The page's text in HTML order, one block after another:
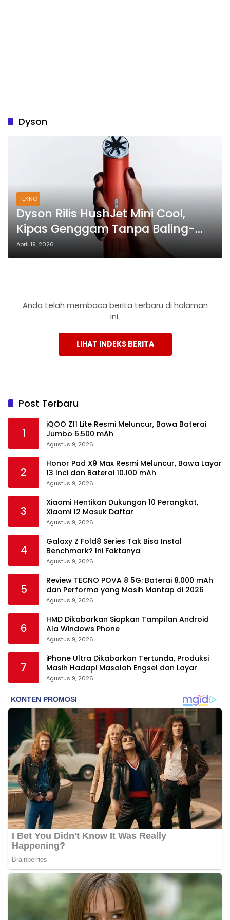
Dyson
TEKNO
Dyson Rilis HushJet Mini Cool,
Kipas Genggam Tanpa Baling-
Baling dengan Angin 88 Km/Jam
April 19, 2026
Anda telah membaca berita terbaru di halaman
ini.
LIHAT INDEKS BERITA
Post Terbaru
1
iQOO Z11 Lite Resmi Meluncur, Bawa Baterai
Jumbo 6.500 mAh
Agustus 9, 2026
2
Honor Pad X9 Max Resmi Meluncur, Bawa Layar
13 Inci dan Baterai 10.100 mAh
Agustus 9, 2026
3
Xiaomi Hentikan Dukungan 10 Perangkat,
Xiaomi 12 Masuk Daftar
Agustus 9, 2026
4
Galaxy Z Fold8 Series Tak Bisa Instal
Benchmark? Ini Faktanya
Agustus 9, 2026
5
Review TECNO POVA 8 5G: Baterai 8.000 mAh
dan Performa yang Masih Mantap di 2026
Agustus 9, 2026
6
HMD Dikabarkan Siapkan Tampilan Android
Ala Windows Phone
Agustus 9, 2026
7
iPhone Ultra Dikabarkan Tertunda, Produksi
Masih Hadapi Masalah Engsel dan Layar
Agustus 9, 2026